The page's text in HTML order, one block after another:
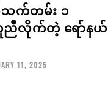
သက်တမ်း ၁
ညီလိုက်တဲ့ ရော်နယ်
11, 2025